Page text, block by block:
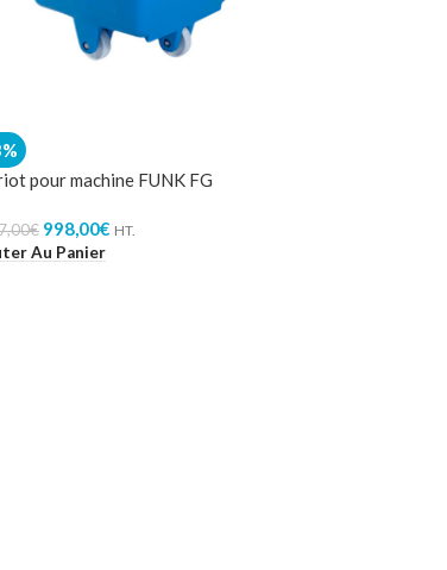
pour machine FUNK FG
€ 998,00€ HT.
Au Panier